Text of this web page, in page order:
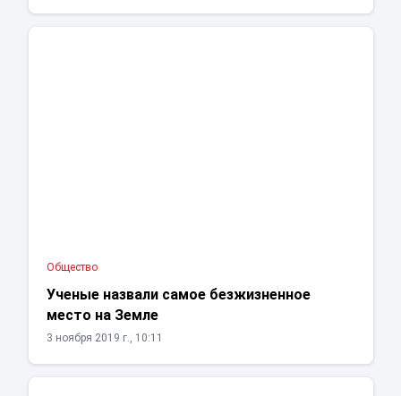
Общество
Ученые назвали самое безжизненное
место на Земле
3 ноября 2019 г., 10:11